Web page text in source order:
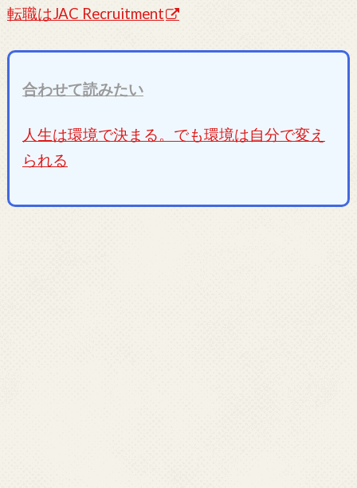
転職はJAC Recruitment
合わせて読みたい
人生は環境で決まる。でも環境は自分で変え
られる